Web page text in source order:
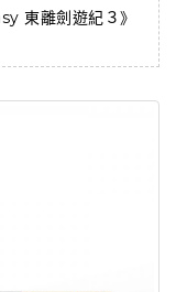
東離劍遊紀３》